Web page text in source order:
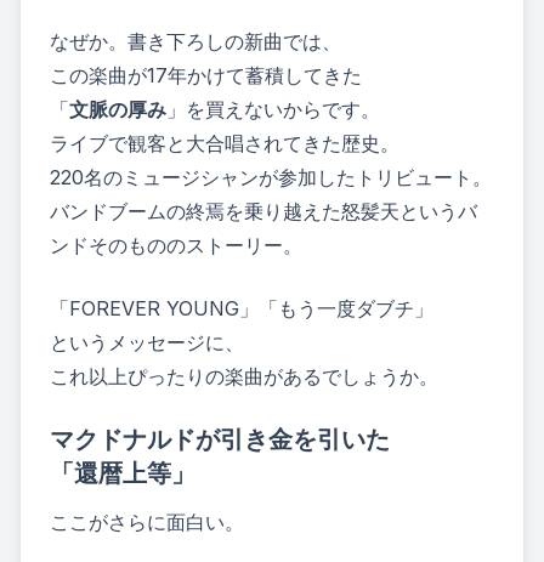
なぜか。書き下ろしの新曲では、
この楽曲が17年かけて蓄積してきた
「文脈の厚み 」を買えないからです。
ライブで観客と大合唱されてきた歴史。
220名のミュージシャンが参加したトリビュート。
バンドブームの終焉を乗り越えた怒髪天というバ
ンドそのもののストーリー。
「FOREVER YOUNG」「もう一度ダブチ」
というメッセージに、
これ以上ぴったりの楽曲があるでしょうか。
マクドナルドが引き金を引いた
「還暦上等」
ここがさらに面白い。